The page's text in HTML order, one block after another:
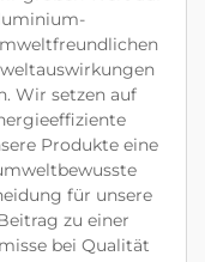
Wir setzen auf
Produkte eine
für unsere
zu einer
bei Qualität